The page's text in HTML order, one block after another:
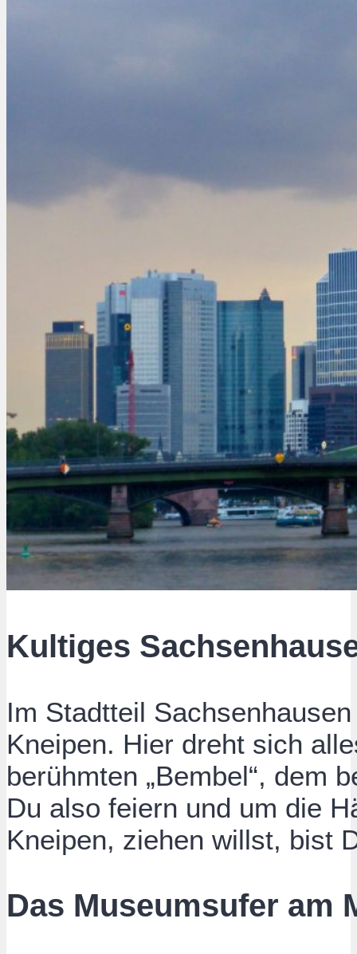
Kultiges
Im Stadtteil
Kneipen. Hier dreht sich
berühmten „Bembel“, dem
Du also feiern und um die
Kneipen, ziehen willst, bist
Das Museumsufer am